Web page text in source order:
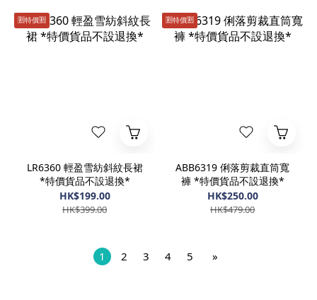
🈹️特價🈹️
LR6360 輕盈雪紡斜紋長裙
*特價貨品不設退換*
HK$199.00
HK$399.00
🈹️特價🈹️
ABB6319 俐落剪裁直筒寬
褲 *特價貨品不設退換*
HK$250.00
HK$479.00
1 2 3 4 5 »